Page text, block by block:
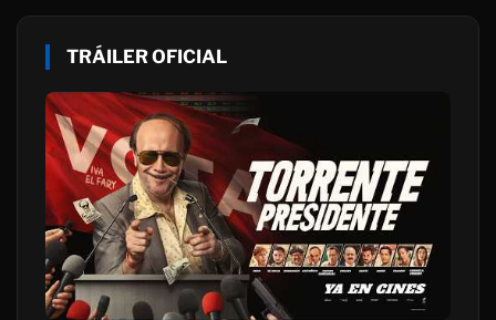
TRÁILER OFICIAL